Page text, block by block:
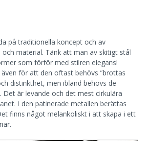
på traditionella koncept och av
material. Tänk att man av skitigt stål
som förför med stilren elegans!
för att den oftast behövs ”brottas
distinkthet, men ibland behövs de
Det är levande och det mest cirkulära
I den patinerade metallen berättas
finns något melankoliskt i att skapa i ett